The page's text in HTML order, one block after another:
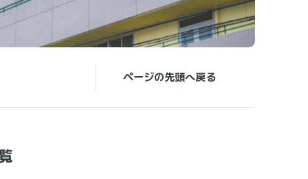
ページの先頭へ戻る